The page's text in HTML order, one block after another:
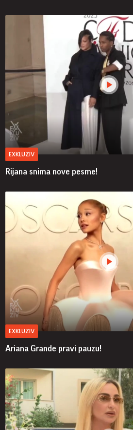
EXKLUZIV
Rijana snima nove pesme!
EXKLUZIV
Ariana Grande pravi pauzu!